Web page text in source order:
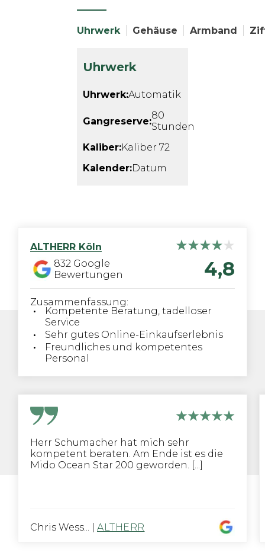
Uhrwerk Gehäuse Armband
Uhrwerk
Uhrwerk:Automatik
Gangreserve:80
Stunden
Kaliber:Kaliber 72
Kalender:Datum
ALTHERR Köln
832 Google
Bewertungen
4,8
Zusammenfassung:
Kompetente Beratung, tadelloser
Service
Sehr gutes Online-Einkaufserlebnis
Freundliches und kompetentes
Personal
Herr Schumacher hat mich sehr
kompetent beraten. Am Ende ist es die
Mido Ocean Star 200 geworden. [...]
Chris Wess... ALTHERR